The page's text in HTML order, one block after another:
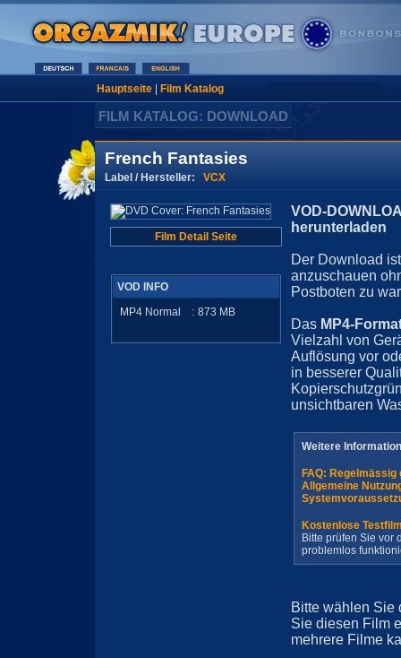
Hauptseite| Film Katalog
FILM KATALOG: DOWNLOAD
French Fantasies
Label / Hersteller: VCX
Film Detail Seite
VOD INFO
MP4 Normal
: 873 MB
VOD-
herunterladen
Der Download
anzuschauen
Postboten zu
Das MP4-
Vielzahl von
Auflösung vor
in besserer
unsichtbaren
Weitere
FAQ:
Allgemeine
Kostenlose
Bitte prüfen Sie vor
problemlos
Bitte wählen Sie
Sie diesen Film
mehrere Filme